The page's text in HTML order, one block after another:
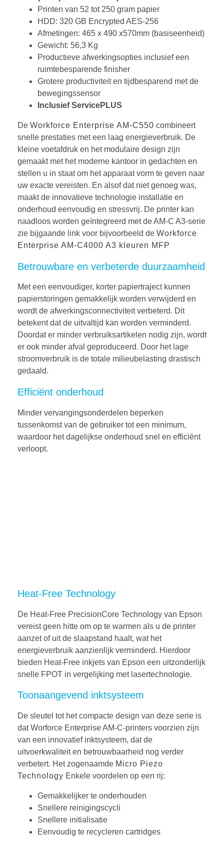
Printen van 52 tot 250 gram papier
HDD: 320 GB Encrypted AES-256
Afmetingen: 465 x 490 x570mm (basiseenheid)
Gewicht: 56,3 Kg
Productieve afwerkingsopties inclusief een
ruimtebesparende finisher
Grotere productiviteit en tijdbesparend met de
bewegingssensor
Inclusief ServicePLUS
De Workforce Enterprise AM-C550 combineert
snelle prestaties met een laag energieverbruik. De
kleine voetafdruk en het modulaire design zijn
gemaakt met het moderne kantoor in gedachten en
stellen u in staat om het apparaat vorm te geven naar
uw exacte vereisten. En alsof dat niet genoeg was,
maakt de innovatieve technologie installatie en
onderhoud eenvoudig en stressvrij. De printer kan
naadloos worden geïntegreerd met de AM-C A3-serie
zie bijgaande link voor bijvoorbeeld de Workforce
Enterprise AM-C4000 A3 kleuren MFP
Betrouwbare en verbeterde duurzaamheid
Met een eenvoudiger, korter papiertraject kunnen
papierstoringen gemakkelijk worden verwijderd en
wordt de afwerkingsconnectiviteit verbeterd. Dit
betekent dat de uitvaltijd kan worden verminderd.
Doordat er minder verbruiksartikelen nodig zijn, wordt
er ook minder afval geproduceerd. Door het lage
stroomverbruik is de totale milieubelasting drastisch
gedaald.
Efficiënt onderhoud
Minder vervangingsonderdelen beperken
tussenkomst van de gebruiker tot een minimum,
waardoor het dagelijkse onderhoud snel en efficiënt
verloopt.
Heat-Free Technology
De Heat-Free PrecisionCore Technology van Epson
vereist geen hitte om op te warmen als u de printer
aanzet of uit de slaapstand haalt, wat het
energieverbruik aanzienlijk verminderd. Hierdoor
bieden Heat-Free inkjets van Epson een uitzonderlijk
snelle FPOT in vergelijking met lasertechnologie.
Toonaangevend inktsysteem
De sleutel tot het compacte design van deze serie is
dat Worforce Enterprise AM-C-printers voorzien zijn
van een innovatief inktsysteem, dat de
uitvoerkwaliteit en betrouwbaarheid nog verder
verbetert. Het zogenaamde Micro Piezo
Technology Enkele voordelen op een rij:
Gemakkelijker te onderhouden
Snellere reinigingscycli
Snellere initialisatie
Eenvoudig te recycleren cartridges